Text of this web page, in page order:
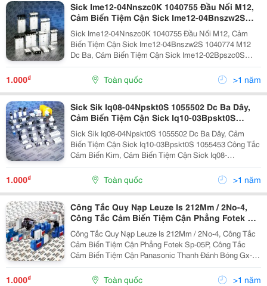
Sick Ime12-04Nnszc0K 1040755 Đầu Nối M12,
Cảm Biến Tiệm Cận Sick Ime12-04Bnszw2S
1040774 M12 Dc Ba, Cảm Biến Tiệm Cận Sick
Ime12-02Bpszc0S Phích Cắm Hàng Không
1040732
Sick Ime12-04Nnszc0K 1040755 Đầu Nối M12, Cảm
Biến Tiệm Cận Sick Ime12-04Bnszw2S 1040774 M12
Dc Ba, Cảm Biến Tiệm Cận Sick Ime12-02Bpszc0S
Phích Cắm Hàng Không 1040732 Sick Ime12-
08Npozw2S 1040786 M12 Pinp, Cảm Biến Tiệm Cận
Sick Ime12-08Nnozw2S...
1.000₫ Toàn quốc >1 năm
Sick Sik Iq08-04Npskt0S 1055502 Dc Ba Dây,
Cảm Biến Tiệm Cận Sick Iq10-03Bpskt0S
1055453 Công Tắc Cảm Biến Kim, Cảm Biến
Tiệm Cận Sick Iq08-02Bpskw2S 1055490 Dc Ba
Dây
Sick Sik Iq08-04Npskt0S 1055502 Dc Ba Dây, Cảm
Biến Tiệm Cận Sick Iq10-03Bpskt0S 1055453 Công Tắc
Cảm Biến Kim, Cảm Biến Tiệm Cận Sick Iq08-
02Bpskw2S 1055490 Dc Ba Dây Cảm Biến Tiếp Xúc
D5B-1513, Cảm Biến Tiệm Cận V640-Hs61, Cảm Biến
Tiệm Cận...
1.000₫ Toàn quốc >1 năm
Công Tắc Quy Nạp Leuze Is 212Mm / 2No-4,
Công Tắc Cảm Biến Tiệm Cận Phẳng Fotek Sp-
05P, Công Tắc Cảm Biến Tiệm Cận Panasonic
Thanh Đánh Bóng Gx-5Su 5 Mm Không Có
Ren Dc Hai
Công Tắc Quy Nạp Leuze Is 212Mm / 2No-4, Công Tắc
Cảm Biến Tiệm Cận Phẳng Fotek Sp-05P, Công Tắc
Cảm Biến Tiệm Cận Panasonic Thanh Đánh Bóng Gx-
5Su 5 Mm Không Có Ren Dc Hai Công Tắc Sick Ime30-
20Nnszw2S / Ime30-20, Công Tắc Cảm Biến Tiệm Cận
1.000₫ Toàn quốc >1 năm